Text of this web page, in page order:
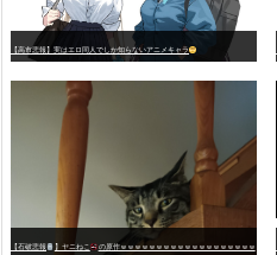
【高市悲報】実はエロ同人でしか知らないアニメキャラ
【石破悲報 】ヤニねこ の原作ｗｗｗｗｗｗｗｗｗｗｗｗｗｗｗｗｗｗｗ